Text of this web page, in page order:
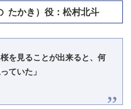
たかき）役：松村北斗
を見ることが出来ると、何
ていた」